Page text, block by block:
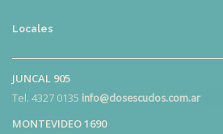
Locales
JUNCAL 905
Tel. 4327 0135 info@dosescudos.com.ar
MONTEVIDEO 1690